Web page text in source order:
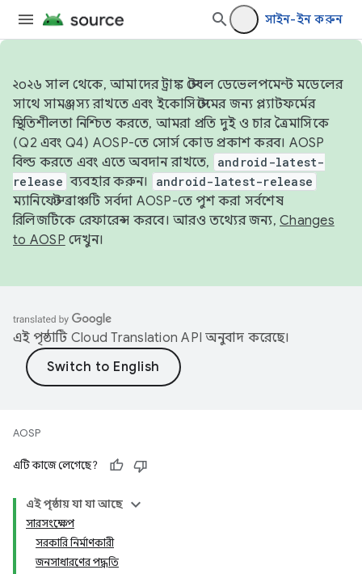
সাইন-ইন করুন
২০২৬ সাল থেকে, আমাদের ট্রাঙ্ক স্টেবল ডেভেলপমেন্ট মডেলের
সাথে সামঞ্জস্য রাখতে এবং ইকোসিস্টেমের জন্য প্ল্যাটফর্মের
স্থিতিশীলতা নিশ্চিত করতে, আমরা প্রতি দুই ও চার ত্রৈমাসিকে
(Q2 এবং Q4) AOSP-তে সোর্স কোড প্রকাশ করব। AOSP
বিল্ড করতে এবং এতে অবদান রাখতে,
android-latest-
release ব্যবহার করুন। android-latest-release
ম্যানিফেস্ট ব্রাঞ্চটি সর্বদা AOSP-তে পুশ করা সর্বশেষ
রিলিজটিকে রেফারেন্স করবে। আরও তথ্যের জন্য, Changes
to AOSP দেখুন।
এই পৃষ্ঠাটি Cloud Translation API অনুবাদ করেছে।
AOSP
এটি কাজে লেগেছে?
এই পৃষ্ঠায় যা যা আছে
সারসংক্ষেপ
সরকারি নির্মাণকারী
জনসাধারণের পদ্ধতি